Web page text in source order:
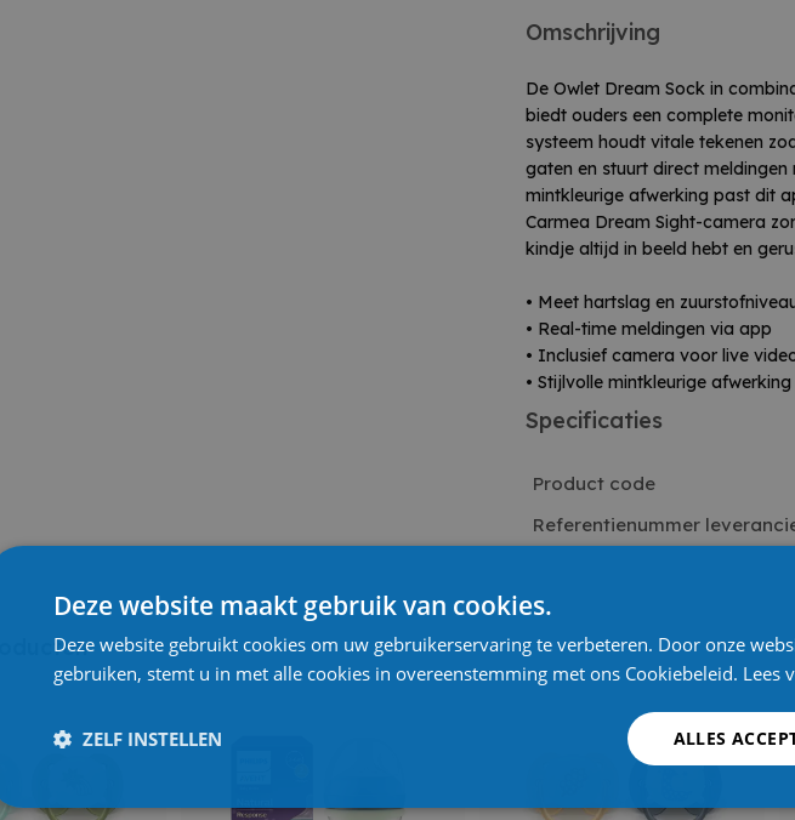
Omschrijving
De Owlet Dream Sock in
biedt ouders een complete
systeem houdt vitale tekenen
gaten en stuurt direct
mintkleurige afwerking past dit
Carmea Dream Sight-camera
kindje altijd in beeld hebt en
• Meet hartslag en
• Real-time meldingen via app
• Inclusief camera voor live
• Stijlvolle mintkleurige afwerking
Specificaties
Product code
Referentienummer
Deze website maakt gebruik van cookies.
Deze website gebruikt cookies om uw gebruikerservaring te verbeteren. Door onze
gebruiken, stemt u in met alle cookies in overeenstemming met ons Cookiebeleid. Lees
ALLES
ZELF INSTELLEN